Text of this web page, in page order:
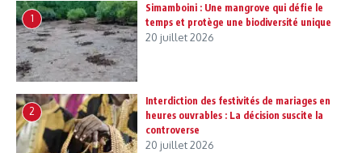
1
Simamboini : Une mangrove qui défie le
temps et protège une biodiversité unique
20 juillet 2026
2
Interdiction des festivités de mariages en
heures ouvrables : La décision suscite la
controverse
20 juillet 2026